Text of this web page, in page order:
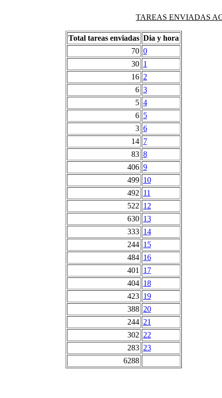
TAREAS ENVIADAS
Total tareas enviadas Dia y hora
70 0
30 1
16 2
6 3
5 4
6 5
3 6
14 7
83 8
406 9
499 10
492 11
522 12
630 13
333 14
244 15
484 16
401
17
404 18
423 19
388 20
244 21
302 22
283 23
6288